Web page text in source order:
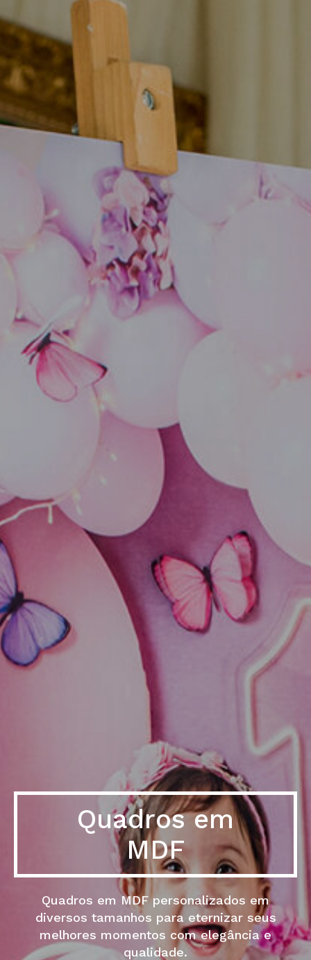
Quadros em
MDF
Quadros em MDF personalizados em
diversos tamanhos para eternizar seus
melhores momentos com elegância e
qualidade.